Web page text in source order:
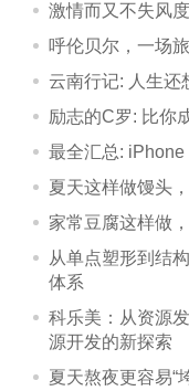
激情而又不失风
呼伦贝尔，一场
云南行记: 人生还
励志的C罗: 比你
最全汇总:
夏天这样做馒头
家常豆腐这样做
从单点塑形到结
体系
科乐美：从资源
源开发的新探索
夏天熬夜更容易“